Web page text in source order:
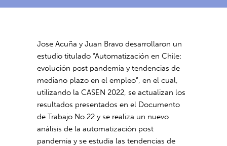
Jose Acuña y Juan Bravo desarrollaron un
estudio titulado “Automatización en Chile:
evolución post pandemia y tendencias de
mediano plazo en el empleo”, en el cual,
utilizando la CASEN 2022, se actualizan los
resultados presentados en el Documento
de Trabajo No.22 y se realiza un nuevo
análisis de la automatización post
pandemia y se estudia las tendencias de